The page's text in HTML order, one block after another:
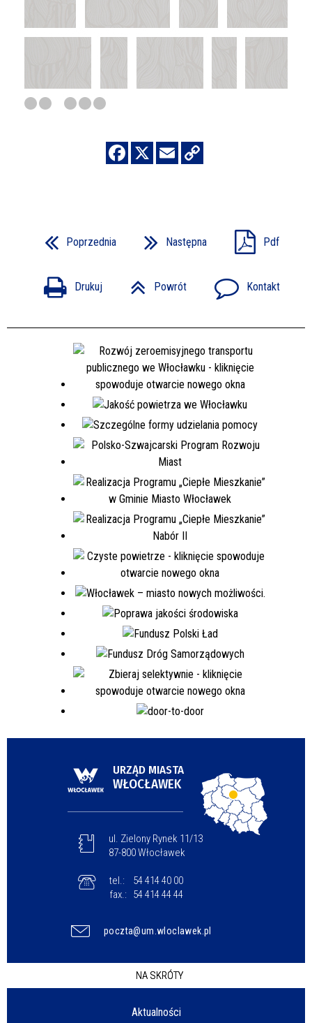
Poprzednia Następna Pdf
Drukuj Powrót Kontakt
URZĄD MIASTA
WŁOCŁAWEK
ul. Zielony Rynek 11/13
87-800 Włocławek
tel.:
54 414 40 00
fax.:
54 414 44 44
poczta@um.wloclawek.pl
NA SKRÓTY
Aktualności